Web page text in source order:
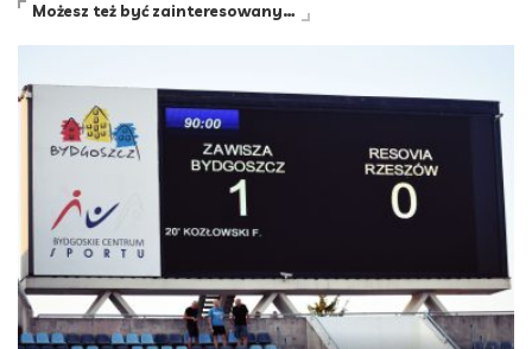
Możesz też być zainteresowany…